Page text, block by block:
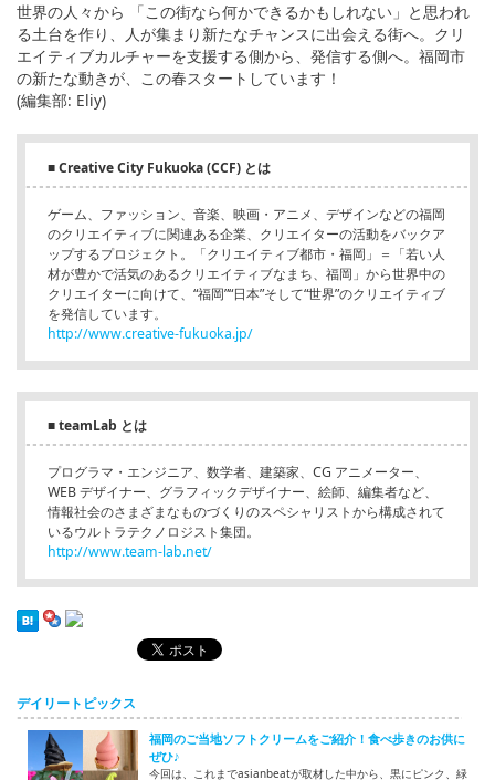
世界の人々から 「この街なら何かできるかもしれない」と思われ
る土台を作り、人が集まり新たなチャンスに出会える街へ。クリ
エイティブカルチャーを支援する側から、発信する側へ。福岡市
の新たな動きが、この春スタートしています！
(編集部: Eliy)
■ Creative City Fukuoka (CCF) とは
ゲーム、ファッション、音楽、映画・アニメ、デザインなどの福岡
のクリエイティブに関連ある企業、クリエイターの活動をバックア
ップするプロジェクト。「クリエイティブ都市・福岡」＝「若い人
材が豊かで活気のあるクリエイティブなまち、福岡」から世界中の
クリエイターに向けて、“福岡”“日本”そして“世界”のクリエイティブ
を発信しています。
http://www.creative-fukuoka.jp/
■ teamLab とは
プログラマ・エンジニア、数学者、建築家、CG アニメーター、
WEB デザイナー、グラフィックデザイナー、絵師、編集者など、
情報社会のさまざまなものづくりのスペシャリストから構成されて
いるウルトラテクノロジスト集団。
http://www.team-lab.net/
デイリートピックス
福岡のご当地ソフトクリームをご紹介！食べ歩きのお供に
ぜひ♪
今回は、これまでasianbeatが取材した中から、黒にピンク、緑